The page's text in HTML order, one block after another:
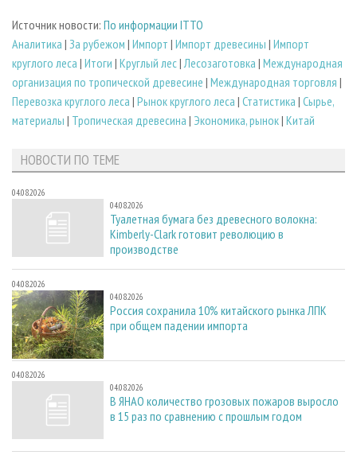
Источник новости: По информации ITTO
Аналитика | За рубежом | Импорт | Импорт древесины | Импорт
круглого леса | Итоги | Круглый лес| Лесозаготовка | Международная
организация по тропической древесине | Международная торговля |
Перевозка круглого леса | Рынок круглого леса | Статистика | Сырье,
материалы | Тропическая древесина | Экономика, рынок| Китай
НОВОСТИ ПО ТЕМЕ
04.08.2026
04.08.2026
Туалетная бумага без древесного волокна:
Kimberly-Clark готовит революцию в
производстве
04.08.2026
04.08.2026
Россия сохранила 10% китайского рынка ЛПК
при общем падении импорта
04.08.2026
04.08.2026
В ЯНАО количество грозовых пожаров выросло
в 15 раз по сравнению с прошлым годом